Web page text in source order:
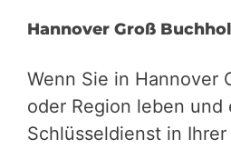
Hannover Groß
Wenn Sie in Hannover
oder Region leben und
Schlüsseldienst in